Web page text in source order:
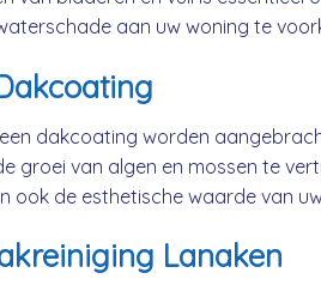
aan uw woning te
dakcoating worden
groei van algen en mossen te
ook de esthetische waarde van
Lanaken